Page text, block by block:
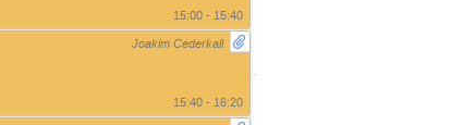
15:00 - 15:40
Joakim Cederkall
15:40 - 16:20